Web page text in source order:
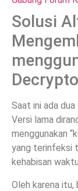
Solusi
Saat ini ada
Versi lama
menggunakan
yang terinfeksi
kehabisan
Oleh karena